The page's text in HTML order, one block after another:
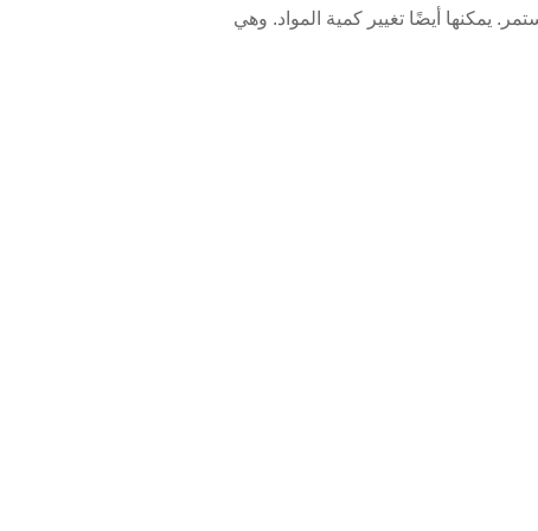
يمكنها أيضًا تغيير كمية المواد. وهي